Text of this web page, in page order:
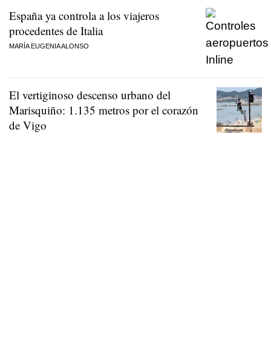
España ya controla a los viajeros
procedentes de Italia
MARÍA EUGENIA ALONSO
El vertiginoso descenso urbano del
Marisquiño: 1.135 metros por el corazón
de Vigo